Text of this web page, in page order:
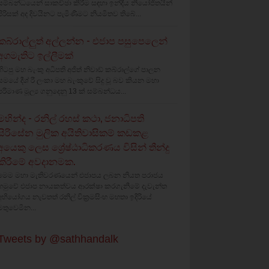
සාකච්ඡා කිරීම සඳහා ඉන්දීය නියෝජිතයින්
අද දිවයිනට පැමිණීමට නියමිතව තිබේ...
අල්ලන්න - එජාප පසුපෙලෙන්
ඉල්ලීමක්
හිටපු මහ බැංකු අධිපති අජිත් නිවාඩ් කබ්රාල්ගේ පාලන
දීශ්‍ රී ලංකා මහ බැංකුවේ සිදු වූ බව කියන මහා
මූල්‍ය ගනුදෙනු 13 ක් සම්බන්ධය...
- රනිල් රහස් කථා, ජනාධිපති
මුලික අයිතිවාසිකම් කඩකළ
ලෙස ශ්‍රේෂ්ඨාධිකරණය විසින් තීන්දු
අවදානමක.
මෙම මහා මැතිවරණයෙන් එජාපය ලබන නියත පරාජය
එජාප නායකත්වය ආරක්ෂා කරගැනීමේ දැවැන්ත
නැවතත් රනිල් වික්‍රමසිංහ මහතා ඉදිරියේ
මතුවෙමින...
by @sathhandalk